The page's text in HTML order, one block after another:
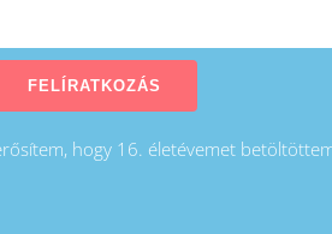
FELÍRATKOZÁS
hogy 16. életévemet